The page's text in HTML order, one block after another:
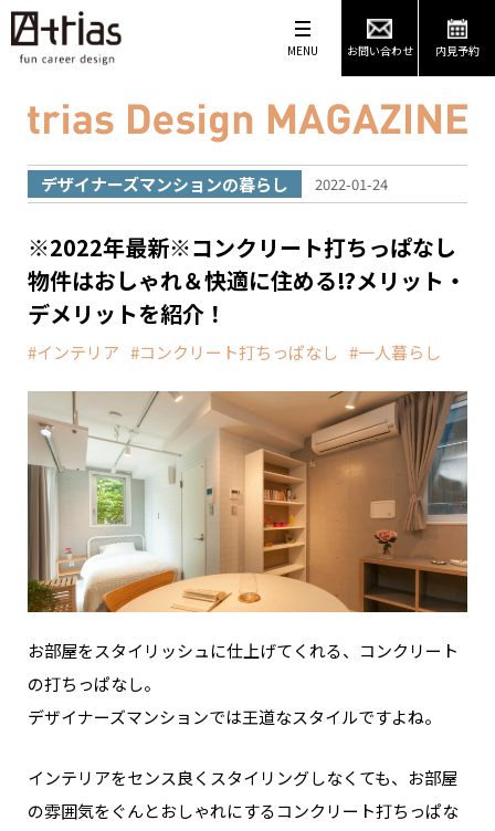
MENU お問い合わせ 内見予約
デザイナーズマンションの暮らし 2022-01-24
※2022年最新※コンクリート打ちっぱなし
物件はおしゃれ＆快適に住める⁉︎メリット・
デメリットを紹介！
インテリア コンクリート打ちっぱなし 一人暮らし
お部屋をスタイリッシュに仕上げてくれる、コンクリート
の打ちっぱなし。
デザイナーズマンションでは王道なスタイルですよね。
インテリアをセンス良くスタイリングしなくても、お部屋
の雰囲気をぐんとおしゃれにするコンクリート打ちっぱな